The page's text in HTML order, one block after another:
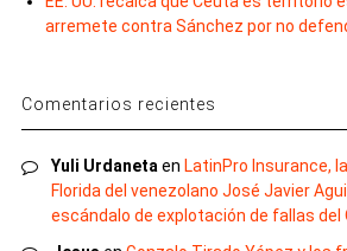
arremete contra Sánchez por no
Comentarios recientes
Yuli Urdanetaen LatinPro Insurance,
Florida del venezolano José Javier
escándalo de explotación de fallas del